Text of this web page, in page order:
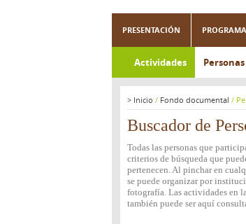
PRESENTACIÓN PROGRAMA
Actividades Personas
> Inicio / Fondo documental /
Buscador de
Todas las personas que
criterios de búsqueda que
pertenecen. Al pinchar en
se puede organizar por
fotografía. Las actividades en
también puede ser aquí